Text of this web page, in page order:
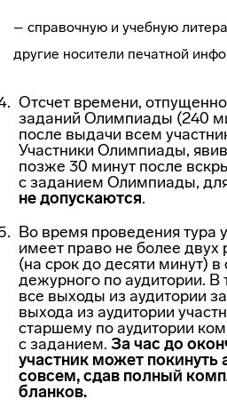
– справочную и учебную
другие носители печатной
Отсчет времени,
заданий Олимпиады (240
после выдачи всем
Участники Олимпиады,
позже 30 минут после
с заданием Олимпиады, для
не допускаются.
Во время проведения тура
имеет право не более двух
(на срок до десяти минут)
дежурного по аудитории. В
все выходы из аудитории
выхода из аудитории
старшему по аудитории
с заданием. За час до
участник может покинуть
совсем, сдав полный
бланков.